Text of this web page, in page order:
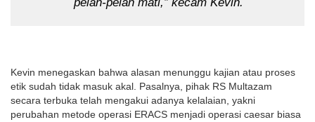
Kevin menegaskan bahwa alasan menunggu kajian atau proses
etik sudah tidak masuk akal. Pasalnya, pihak RS Multazam
secara terbuka telah mengakui adanya kelalaian, yakni
perubahan metode operasi ERACS menjadi operasi caesar biasa